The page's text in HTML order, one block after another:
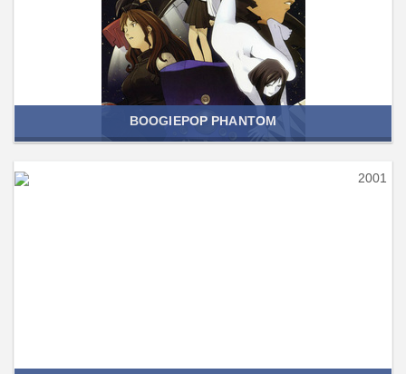
BOOGIEPOP PHANTOM
2001